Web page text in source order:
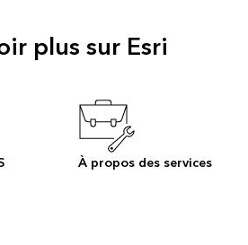
plus sur Esri
À propos des services